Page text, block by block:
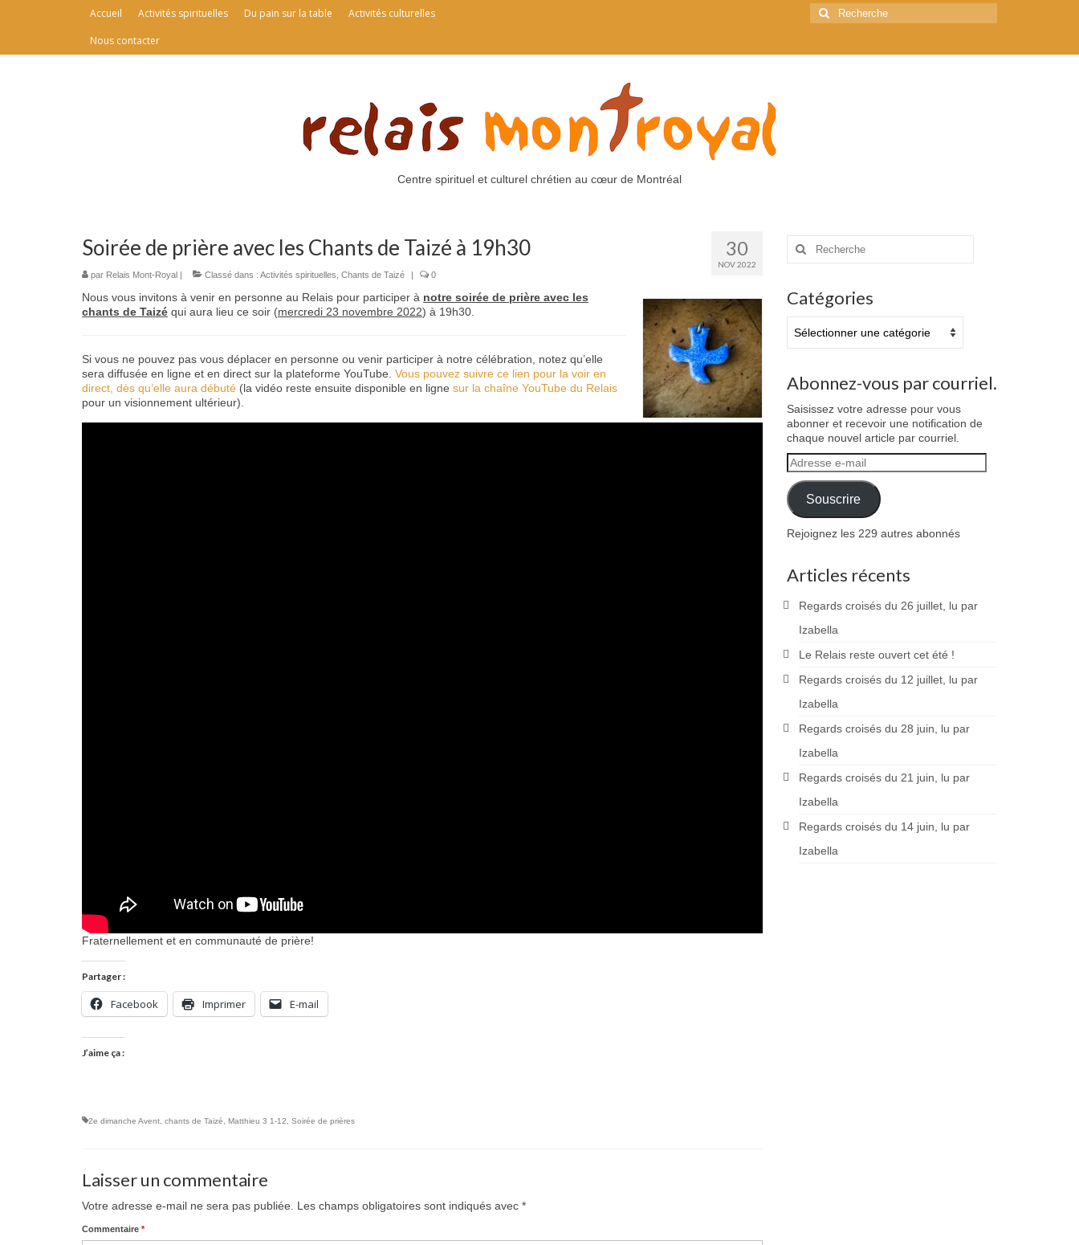
Accueil Activités spirituelles Du pain sur la table
Activités culturelles
Nous contacter
Rechercher
:
Centre spirituel et culturel chrétien au cœur de Montréal
30
NOV 2022
Soirée de prière avec les Chants de Taizé à 19h30
par Relais Mont-Royal | Classé dans : Activités spirituelles Chants de Taizé | 0
Nous vous invitons à venir en personne au Relais pour participer à notre soirée de prière avec les
chants de Taizé qui aura lieu ce soir (mercredi 23 novembre 2022) à 19h30.
Si vous ne pouvez pas vous déplacer en personne ou venir participer à notre célébration, notez qu’elle
sera diffusée en ligne et en direct sur la plateforme YouTube. Vous pouvez suivre ce lien pour la voir en
direct, dès qu’elle aura débuté (la vidéo reste ensuite disponible en ligne sur la chaîne YouTube du Relais
pour un visionnement ultérieur).
Fraternellement et en communauté de prière!
Partager :
Facebook Imprimer E-mail
J’aime ça :
2e dimanche Avent chants de Taizé Matthieu 3 1-12 Soirée de prières
Laisser un commentaire
Votre adresse e-mail ne sera pas publiée. Les champs obligatoires sont indiqués avec *
Commentaire *
Rechercher
Catégories
Abonnez-vous par courriel.
Saisissez votre adresse pour vous
abonner et recevoir une notification de
chaque nouvel article par courriel.
Adresse
e-
mail
Souscrire
Rejoignez les 229 autres abonnés
Articles récents
Regards croisés du 26 juillet, lu par
Izabella
Le Relais reste ouvert cet été !
Regards croisés du 12 juillet, lu par
Izabella
Regards croisés du 28 juin, lu par
Izabella
Regards croisés du 21 juin, lu par
Izabella
Regards croisés du 14 juin, lu par
Izabella